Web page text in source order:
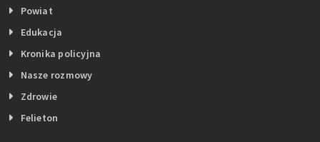
Powiat
Edukacja
Kronika policyjna
Nasze rozmowy
Zdrowie
Felieton